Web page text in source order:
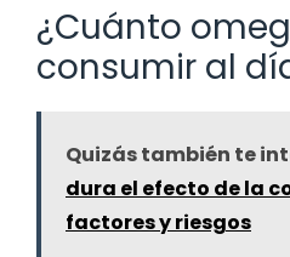
¿Cuánto
consumir al
Quizás también te
dura el efecto de la
factores y riesgos